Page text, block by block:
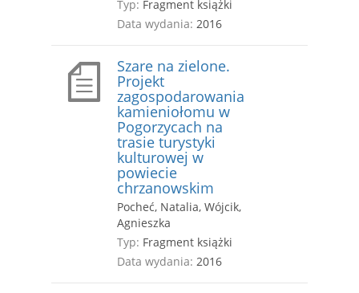
Typ: Fragment książki
Data wydania: 2016
Szare na zielone.
Projekt
zagospodarowania
kamieniołomu w
Pogorzycach na
trasie turystyki
kulturowej w
powiecie
chrzanowskim
Pocheć, Natalia, Wójcik,
Agnieszka
Typ: Fragment książki
Data wydania: 2016